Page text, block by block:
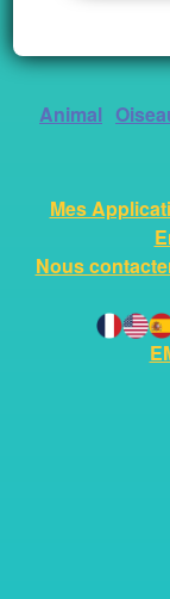
Animal
Mes
Nous